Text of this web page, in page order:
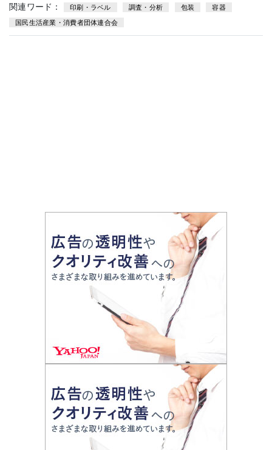
関連ワード： 印刷・ラベル 調査・分析 包装 容器
国民生活産業・消費者団体連合会